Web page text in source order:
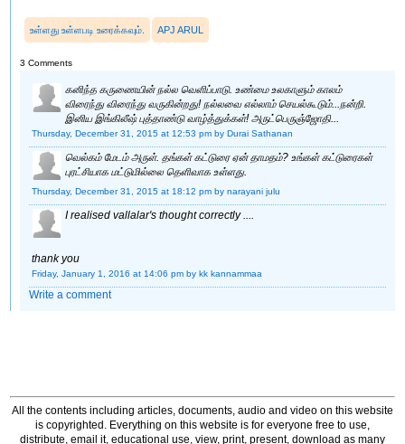
உள்ளது உள்ளபடி உரைக்கவும். APJ ARUL
3 Comments
கனிந்த கருணையின் நல்ல வெளிப்பாடு. உண்மை உலகாளும் காலம்
விரைந்து விரைந்து வருகின்றது! நல்லவை எல்லாம் செயல்கூடும்...நன்றி.
இனிய இங்கிலீஷ் புத்தாண்டு வாழ்த்துக்கள்! அருட்பெருஞ்ஜோதி...
Thursday, December 31, 2015 at 12:53 pm by Durai Sathanan
வெல்கம் மேடம் அருள். தங்கள் கட்டுரை ஏன் தாமதம்? உங்கள் கட்டுரைகள்
புரட்சியாக மட்டுமில்லை தெளிவாக உள்ளது.
Thursday, December 31, 2015 at 18:12 pm by narayani julu
I realised vallalar's thought correctly ....
thank you
Friday, January 1, 2016 at 14:06 pm by kk kannammaa
Write a comment
All the contents including articles, documents, audio and video on this website
is copyrighted. Everything on this website is for everyone free to use,
distribute, email it, educational use, view, print, present, download as many